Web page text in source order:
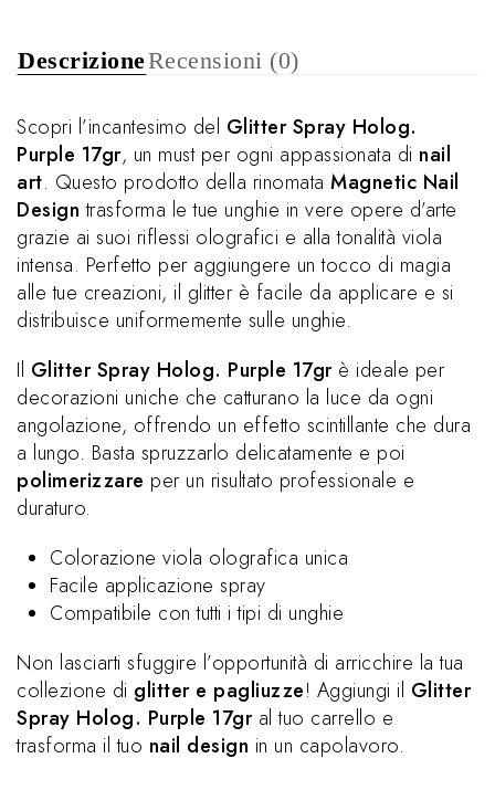
DescrizioneRecensioni (0)
Scopri l’incantesimo del Glitter Spray Holog.
Purple 17gr, un must per ogni appassionata di nail
art. Questo prodotto della rinomata Magnetic Nail
Design trasforma le tue unghie in vere opere d’arte
grazie ai suoi riflessi olografici e alla tonalità viola
intensa. Perfetto per aggiungere un tocco di magia
alle tue creazioni, il glitter è facile da applicare e si
distribuisce uniformemente sulle unghie.
Il Glitter Spray Holog. Purple 17grè ideale per
decorazioni uniche che catturano la luce da ogni
angolazione, offrendo un effetto scintillante che dura
a lungo. Basta spruzzarlo delicatamente e poi
polimerizzare per un risultato professionale e
duraturo.
Colorazione viola olografica unica
Facile applicazione spray
Compatibile con tutti i tipi di unghie
Non lasciarti sfuggire l’opportunità di arricchire la tua
collezione di glitter e pagliuzze! Aggiungi il Glitter
Spray Holog. Purple 17gral tuo carrello e
trasforma il tuo nail design in un capolavoro.